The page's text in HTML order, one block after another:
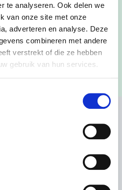
te analyseren. Ook delen we
van onze site met onze
adverteren en analyse. Deze
combineren met andere
verstrekt of die ze hebben
gebruik van hun services.
vinken, heb ik de
van mijn persoonlijke
in de
en begrepen